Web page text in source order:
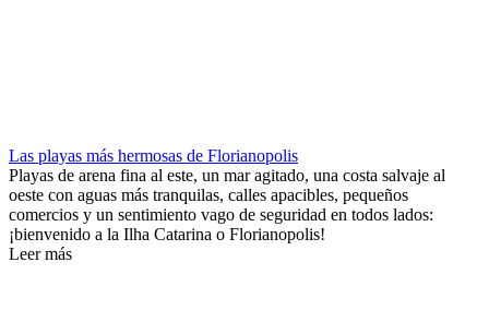
Las playas más hermosas de Florianopolis
Playas de arena fina al este, un mar agitado, una costa salvaje al
oeste con aguas más tranquilas, calles apacibles, pequeños
comercios y un sentimiento vago de seguridad en todos lados:
¡bienvenido a la Ilha Catarina o Florianopolis!
Leer más